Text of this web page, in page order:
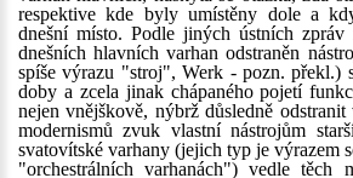
respektive kde byly umístěny dole a
dnešní místo. Podle jiných ústních
dnešních hlavních varhan odstraněn
spíše výrazu "stroj", Werk - pozn. překl.)
doby a zcela jinak chápaného pojetí
nejen vnějškově, nýbrž důsledně
modernismů zvuk vlastní nástrojům
svatovítské varhany (jejich typ je výrazem
"orchestrálních varhanách") vedle těch